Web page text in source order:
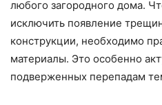
любого загородного дома.
исключить появление
конструкции, необходимо
материалы. Это особенно
подверженных перепадам